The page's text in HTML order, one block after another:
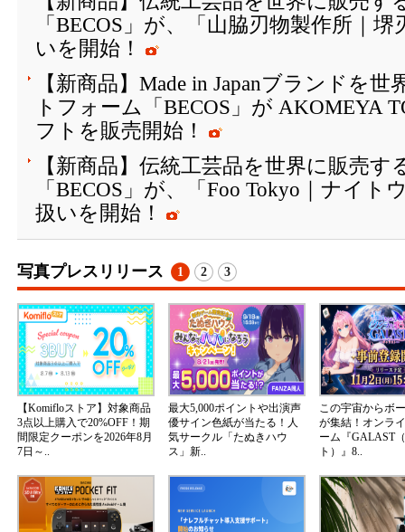
「BECOS」が、「山脇刃物製作所｜
いを開始！
【新商品】Made in Japanブランドを
トフォーム「BECOS」が AKOMEYA
フトを販売開始！
【新商品】伝統工芸品を世界に販売す
「BECOS」が、「Foo Tokyo｜ナイ
扱いを開始！
写真プレスリリース 1 2 3
【Komifloストア】対象商品
3点以上購入で20%OFF！期
間限定クーポンを2026年8月
7日～..
最大5,000ポイントや出演声
優サイン色紙が当たる！人
気サークル「たぬきハウ
ス」新..
この宇宙からボ
が集結！オンラ
ーム『GALAST
ト）』8..